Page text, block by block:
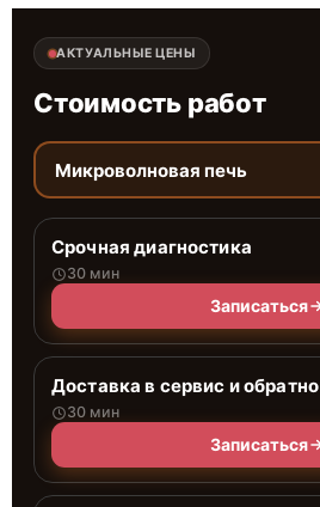
АКТУАЛЬНЫЕ ЦЕНЫ
Стоимость работ
Микроволновая печь
Срочная диагностика
30 мин
Записаться
Доставка в сервис и обратно
30 мин
Записаться